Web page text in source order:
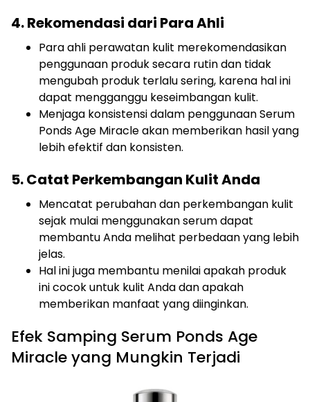
4. Rekomendasi dari Para Ahli
Para ahli perawatan kulit merekomendasikan
penggunaan produk secara rutin dan tidak
mengubah produk terlalu sering, karena hal ini
dapat mengganggu keseimbangan kulit.
Menjaga konsistensi dalam penggunaan Serum
Ponds Age Miracle akan memberikan hasil yang
lebih efektif dan konsisten.
5. Catat Perkembangan Kulit Anda
Mencatat perubahan dan perkembangan kulit
sejak mulai menggunakan serum dapat
membantu Anda melihat perbedaan yang lebih
jelas.
Hal ini juga membantu menilai apakah produk
ini cocok untuk kulit Anda dan apakah
memberikan manfaat yang diinginkan.
Efek Samping Serum Ponds Age
Miracle yang Mungkin Terjadi